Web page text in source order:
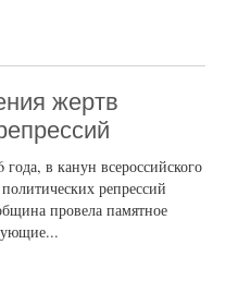
жертв
в канун всероссийского
репрессий
провела памятное